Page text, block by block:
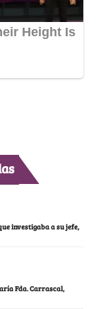
investigaba a su jefe,
Fda. Carrascal,